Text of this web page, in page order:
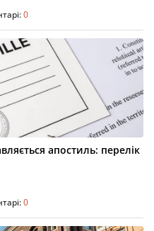
0
апостиль: перелік
0